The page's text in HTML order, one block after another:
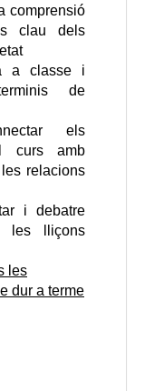
comprensió
clau dels
a classe i
de
els
curs amb
relacions
i debatre
les lliçons
les
dur a terme